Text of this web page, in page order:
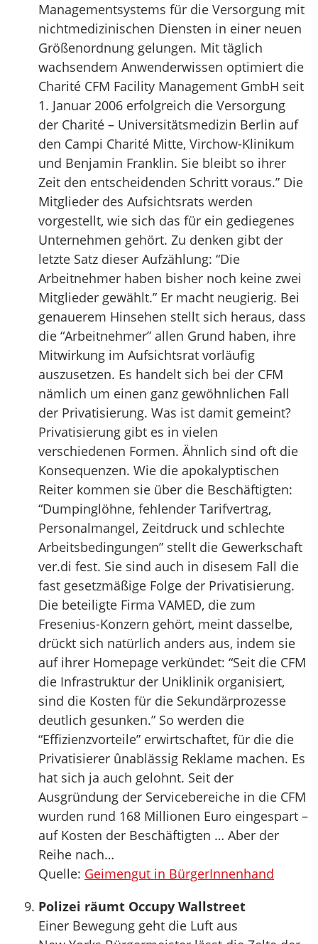
Managementsystems für die Versorgung mit
nichtmedizinischen Diensten in einer neuen
Größenordnung gelungen. Mit täglich
wachsendem Anwenderwissen optimiert die
Charité CFM Facility Management GmbH seit
1. Januar 2006 erfolgreich die Versorgung
der Charité – Universitätsmedizin Berlin auf
den Campi Charité Mitte, Virchow-Klinikum
und Benjamin Franklin. Sie bleibt so ihrer
Zeit den entscheidenden Schritt voraus.” Die
Mitglieder des Aufsichtsrats werden
vorgestellt, wie sich das für ein gediegenes
Unternehmen gehört. Zu denken gibt der
letzte Satz dieser Aufzählung: “Die
Arbeitnehmer haben bisher noch keine zwei
Mitglieder gewählt.” Er macht neugierig. Bei
genauerem Hinsehen stellt sich heraus, dass
die “Arbeitnehmer” allen Grund haben, ihre
Mitwirkung im Aufsichtsrat vorläufig
auszusetzen. Es handelt sich bei der CFM
nämlich um einen ganz gewöhnlichen Fall
der Privatisierung. Was ist damit gemeint?
Privatisierung gibt es in vielen
verschiedenen Formen. Ähnlich sind oft die
Konsequenzen. Wie die apokalyptischen
Reiter kommen sie über die Beschäftigten:
“Dumpinglöhne, fehlender Tarifvertrag,
Personalmangel, Zeitdruck und schlechte
Arbeitsbedingungen” stellt die Gewerkschaft
ver.di fest. Sie sind auch in disesem Fall die
fast gesetzmäßige Folge der Privatisierung.
Die beteiligte Firma VAMED, die zum
Fresenius-Konzern gehört, meint dasselbe,
drückt sich natürlich anders aus, indem sie
auf ihrer Homepage verkündet: “Seit die CFM
die Infrastruktur der Uniklinik organisiert,
sind die Kosten für die Sekundärprozesse
deutlich gesunken.” So werden die
“Effizienzvorteile” erwirtschaftet, für die die
Privatisierer ûnablässig Reklame machen. Es
hat sich ja auch gelohnt. Seit der
Ausgründung der Servicebereiche in die CFM
wurden rund 168 Millionen Euro eingespart –
auf Kosten der Beschäftigten … Aber der
Reihe nach…
Quelle: Geimengut in BürgerInnenhand
Polizei räumt Occupy Wallstreet
Einer Bewegung geht die Luft aus